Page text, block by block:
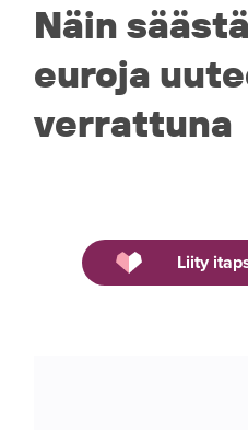
Näin
euroja
verrattuna
Liity